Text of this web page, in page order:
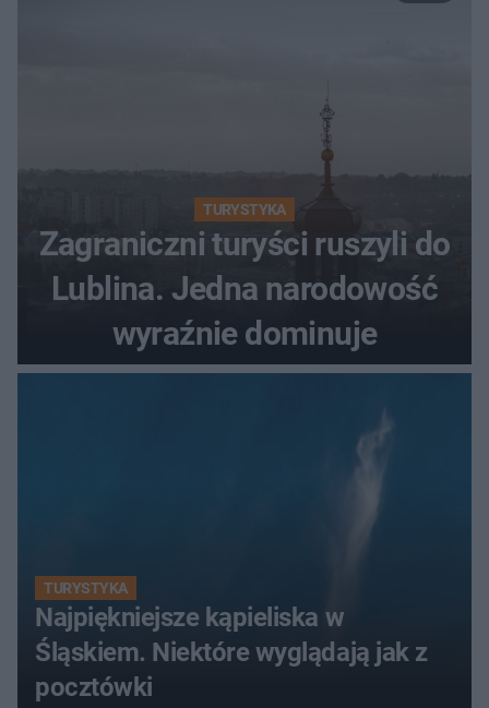
TURYSTYKA
Zagraniczni turyści ruszyli do
Lublina. Jedna narodowość
wyraźnie dominuje
TURYSTYKA
Najpiękniejsze kąpieliska w
Śląskiem. Niektóre wyglądają jak z
pocztówki